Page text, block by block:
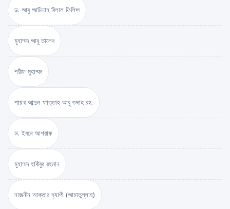
ড. আবু আমিনাহ বিলাল ফিলিপ্স
মুহাম্মদ আবু তালেব
শরীফ মুহাম্মদ
শায়খ আব্দুল ফাত্তাহ আবু গুদ্দাহ রহ.
ড. ইবনে আশরাফ
মুহাম্মদ হাবীবুর রহমান
নাজনীন আক্তার হ্যাপী (আমাতুল্লাহ)